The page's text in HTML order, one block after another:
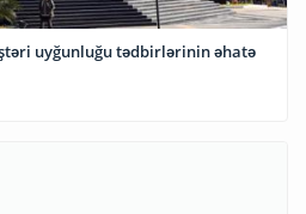
uyğunluğu tədbirlərinin əhatə